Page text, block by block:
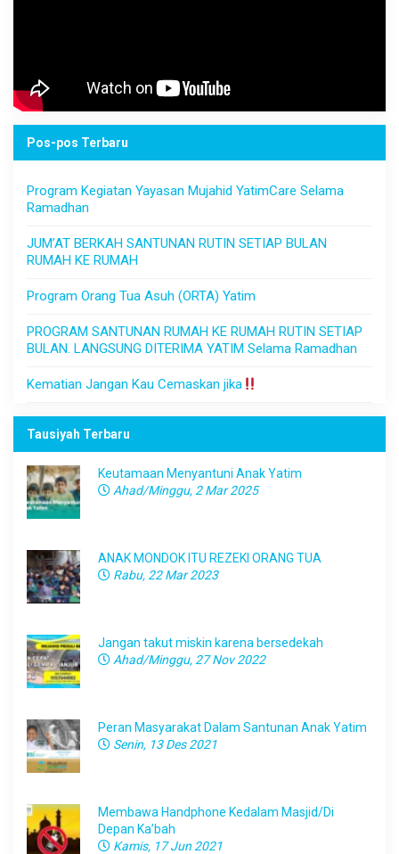
Pos-pos Terbaru
Program Kegiatan Yayasan Mujahid YatimCare Selama
Ramadhan
JUM’AT BERKAH SANTUNAN RUTIN SETIAP BULAN
RUMAH KE RUMAH
Program Orang Tua Asuh (ORTA) Yatim
PROGRAM SANTUNAN RUMAH KE RUMAH RUTIN SETIAP
BULAN. LANGSUNG DITERIMA YATIM Selama Ramadhan
Kematian Jangan Kau Cemaskan jika
Tausiyah Terbaru
Keutamaan Menyantuni Anak Yatim
Ahad/Minggu, 2 Mar 2025
ANAK MONDOK ITU REZEKI ORANG TUA
Rabu, 22 Mar 2023
Jangan takut miskin karena bersedekah
Ahad/Minggu, 27 Nov 2022
Peran Masyarakat Dalam Santunan Anak Yatim
Senin, 13 Des 2021
Membawa Handphone Kedalam Masjid/Di
Depan Ka’bah
Kamis, 17 Jun 2021